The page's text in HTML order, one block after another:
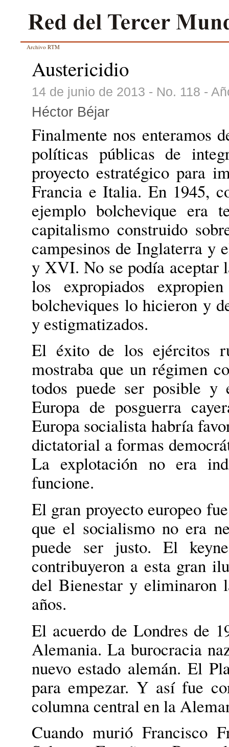
Archivo RTM
Austericidio
14 de junio de 2013 - No. 118 -
Héctor Béjar
Finalmente nos enteramos
políticas públicas de
proyecto estratégico para
Francia e Italia. En 1945,
ejemplo bolchevique era
capitalismo construido
campesinos de Inglaterra y
y XVI. No se podía aceptar
los expropiados
bolcheviques lo hicieron y
y estigmatizados.
El éxito de los ejércitos
mostraba que un régimen
todos puede ser posible
Europa de posguerra
Europa socialista habría
dictatorial a formas
La explotación no era
funcione.
El gran proyecto europeo
que el socialismo no era
puede ser justo. El
contribuyeron a esta gran
del Bienestar y eliminaron
años.
El acuerdo de Londres de
Alemania. La burocracia
nuevo estado alemán. El
para empezar. Y así fue
columna central en la
Cuando murió Francisco